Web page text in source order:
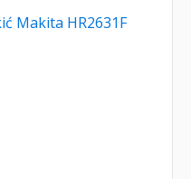
Makita HR2631F